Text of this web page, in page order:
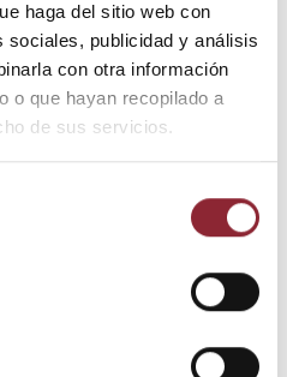
haga del sitio web con
sociales, publicidad y análisis
con otra información
o que hayan recopilado a
de sus servicios.
al carrito
Te asesoramos